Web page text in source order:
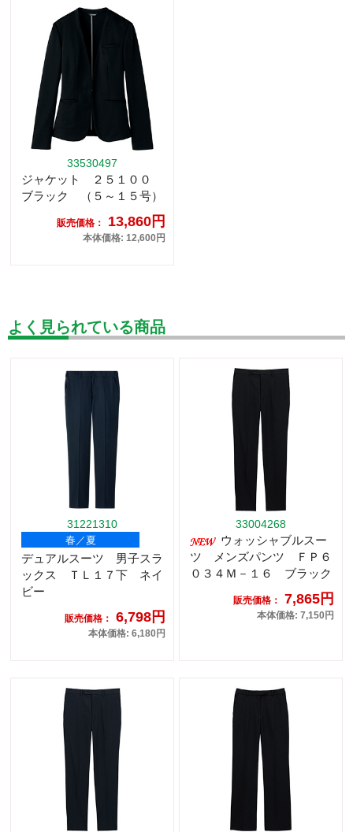
33530497
ジャケット ２５１００
ブラック （５～１５号）
販売価格： 13,860円
本体価格: 12,600円
よく見られている商品
31221310
春／夏
デュアルスーツ 男子スラ
ックス ＴＬ１７下 ネイ
ビー
販売価格： 6,798円
本体価格: 6,180円
33004268
ウォッシャブルスー
ツ メンズパンツ ＦＰ６
０３４Ｍ－１６ ブラック
販売価格： 7,865円
本体価格: 7,150円